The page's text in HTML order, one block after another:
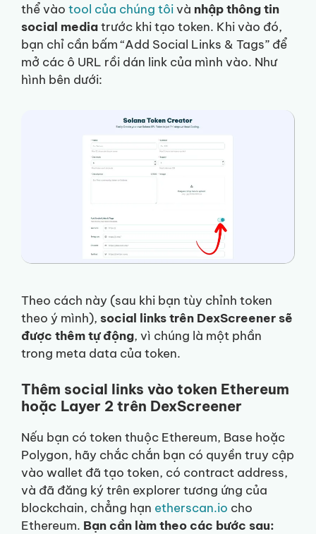
thể vào tool của chúng tôivà nhập thông tin
social mediatrước khi tạo token. Khi vào đó,
bạn chỉ cần bấm “Add Social Links & Tags” để
mở các ô URL rồi dán link của mình vào. Như
hình bên dưới:
Theo cách này (sau khi bạn tùy chỉnh token
theo ý mình), social links trên DexScreener sẽ
được thêm tự động, vì chúng là một phần
trong meta data của token.
Thêm social links vào token Ethereum
hoặc Layer 2 trên DexScreener
Nếu bạn có token thuộc Ethereum, Base hoặc
Polygon, hãy chắc chắn bạn có quyền truy cập
vào wallet đã tạo token, có contract address,
và đã đăng ký trên explorer tương ứng của
blockchain, chẳng hạn etherscan.io cho
Ethereum. Bạn cần làm theo các bước sau: